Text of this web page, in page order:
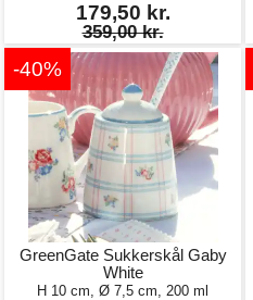
179,50 kr.
359,00 kr.
-40%
GreenGate Sukkerskål Gaby
White
H 10 cm, Ø 7,5 cm, 200 ml